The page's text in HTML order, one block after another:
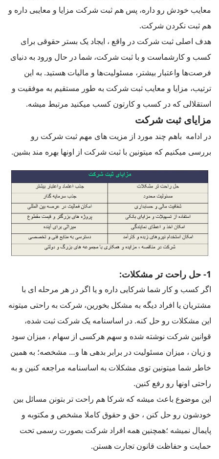
معایب خودش رو داره، پس هم ثبت شرکت مزایا و معایبی داره و
هم ثبت نکردن شرکت.
هدف اصلی ثبت شرکت در واقع ، ایجاد یک بستر حقوقی برای
کسب و کارشماست و با ثبت شرکت، شما در حال ورود به دنیای
فرصت‌ها واعتبار بیشتر، مسئولیت‌ها و مالیات هستید. به این
ترتیب، مزایا و معایب ثبت شرکت به طور مستقیم به موفقیت و
استقلالی که در کسب و کارتون کسب میکنید مرتبط میشه.
مزایای ثبت شرکت
در ادامه باهم چند مورد از مزیت های مهم ثبت شرکت رو
بررسی میکنیم که میتونین با ثبت شرکت از اونها بهره مند بشین.
1- حل راحت تر مشکلات:
اگر کسب و کار شما شرکایی داره و یا اگر در هر مرحله ای با
مشتریان یا افراد دیگه به مشکل بخورین، شرکت به راحتی میتونه
این مشکلات رو حل کنه. در اساسنامه یک شرکت ثبت شده،
قوانین شرکت نوشته شده و سهم هرکسی از سهام ، میزان سود
و زیان ، میزان مسئولیت در برابر بدهی ها و… مشخصه؛ به همین
خاطر شما میتونین توی مشکلات به اساسنامه مراجعه کنین و به
راحتی اونها رو رفع کنین.
این موضوع باعث میشه که شرکا هم راحت تر بتونن مسائل بین
خودشون رو حل کنن ، حق و حقوق کاملا مشخص و مکتوبه و
پایمال نمیشه ؛همچنین همه افراد شرکت بصورت رسمی تحت
حمایت و حفاظت قانون تجارت هستن.